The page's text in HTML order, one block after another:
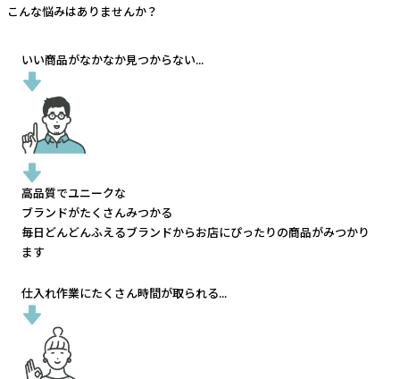
こんな悩みはありませんか？
いい商品がなかなか見つからない...
高品質でユニークな
ブランドがたくさんみつかる
毎日どんどんふえるブランドからお店にぴったりの商品がみつかり
ます
仕入れ作業にたくさん時間が取られる...